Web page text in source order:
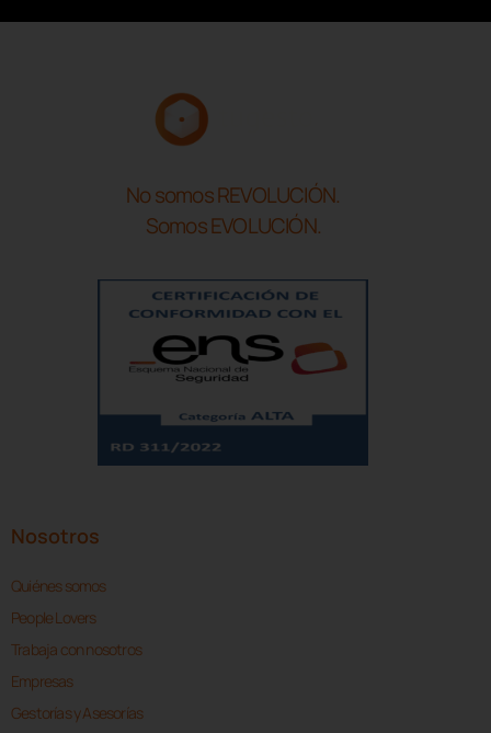
No somos REVOLUCIÓN.
Somos EVOLUCIÓN.
Nosotros
Quiénes somos
People Lovers
Trabaja con nosotros
Empresas
Gestorías y Asesorías